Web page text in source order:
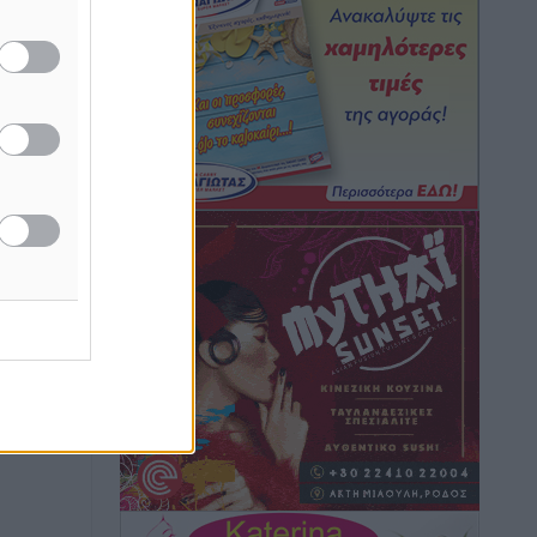
το
Η Τουρκία «γκριζάρει» ξανά το Αιγαίο
και προκαλεί με αφορμή το Ειδικό
Χωροταξικό Πλαίσιο για τον Τουρισμό
Τοπικές Ειδήσεις• πριν 31 λεπτά
Νέα εποχή για το Νοσοκομείο Ρόδου:
Έργα υποδομής, ακτινοθεραπευτικό
κέντρο και νέα μέτρα για τη στελέχωση
Τοπικές Ειδήσεις• πριν 1 ώρα
Στη Δημοτική Επιτροπή η Ροδιακή
Έπαυλη και το Δίκτυο ΑμεΑ στη
Μεσαιωνική Πόλη
Ρεπορτάζ• πριν 1 ώρα
Προσωρινά κρατούμενος ο 59χρονος